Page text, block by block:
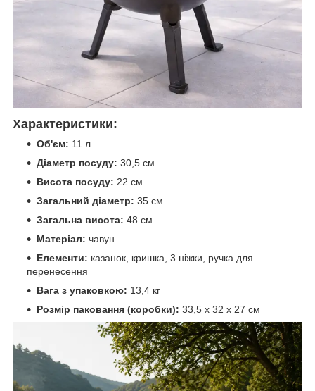
Характеристики:
Об'єм: 11 л
Діаметр посуду: 30,5 см
Висота посуду: 22 см
Загальний діаметр: 35 см
Загальна висота: 48 см
Матеріал: чавун
Елементи: казанок, кришка, 3 ніжки, ручка для
перенесення
Вага з упаковкою: 13,4 кг
Розмір паковання (коробки): 33,5 x 32 x 27 см